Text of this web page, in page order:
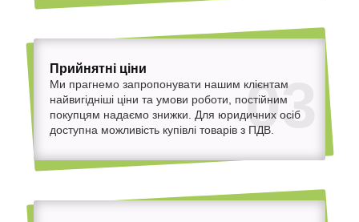
03
Прийнятні ціни
Ми прагнемо запропонувати нашим клієнтам
найвигідніші ціни та умови роботи, постійним
покупцям надаємо знижки. Для юридичних осіб
доступна можливість купівлі товарів з ПДВ.